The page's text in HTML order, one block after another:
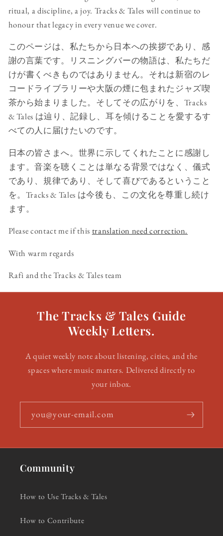
ritual, a discipline, a joy. Tracks & Tales will continue to
honour that legacy in every venue we cover.
このページは、私たちから日本への挨拶であり、感
謝の言葉です。リスニングバーの物語は、私たちだ
けが書くべきものではありません。それは新宿のレ
コードライブラリーや大阪の煙に包まれたジャズ喫
茶から始まりました。そしてその広がりを、Tracks
& Tales は辿り、記録し、耳を傾けることを愛するす
べての人に届けたいのです。
日本の皆さまへ。世界に示してくれたことに感謝し
ます。音楽を聴くことは単なる背景ではなく、儀式
であり、規律であり、そして喜びであるということ
を。Tracks & Tales は今後も、この文化を尊重し続け
ます。
Please contact me if this translation need correction.
With warm regards
Rafi and the Tracks & Tales team
The Tracks & Tales Guide
Weekly Letters.
A quiet weekly note about listening, cities, and the
spaces where music matters. Delivered directly to
your inbox.
you@your-email.com
Community
How to Use Tracks & Tales
How to Contribute